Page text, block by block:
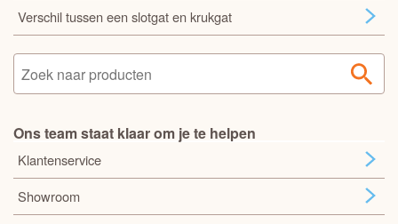
Verschil tussen een slotgat en krukgat
Ons team staat klaar om je te helpen
Klantenservice
Showroom